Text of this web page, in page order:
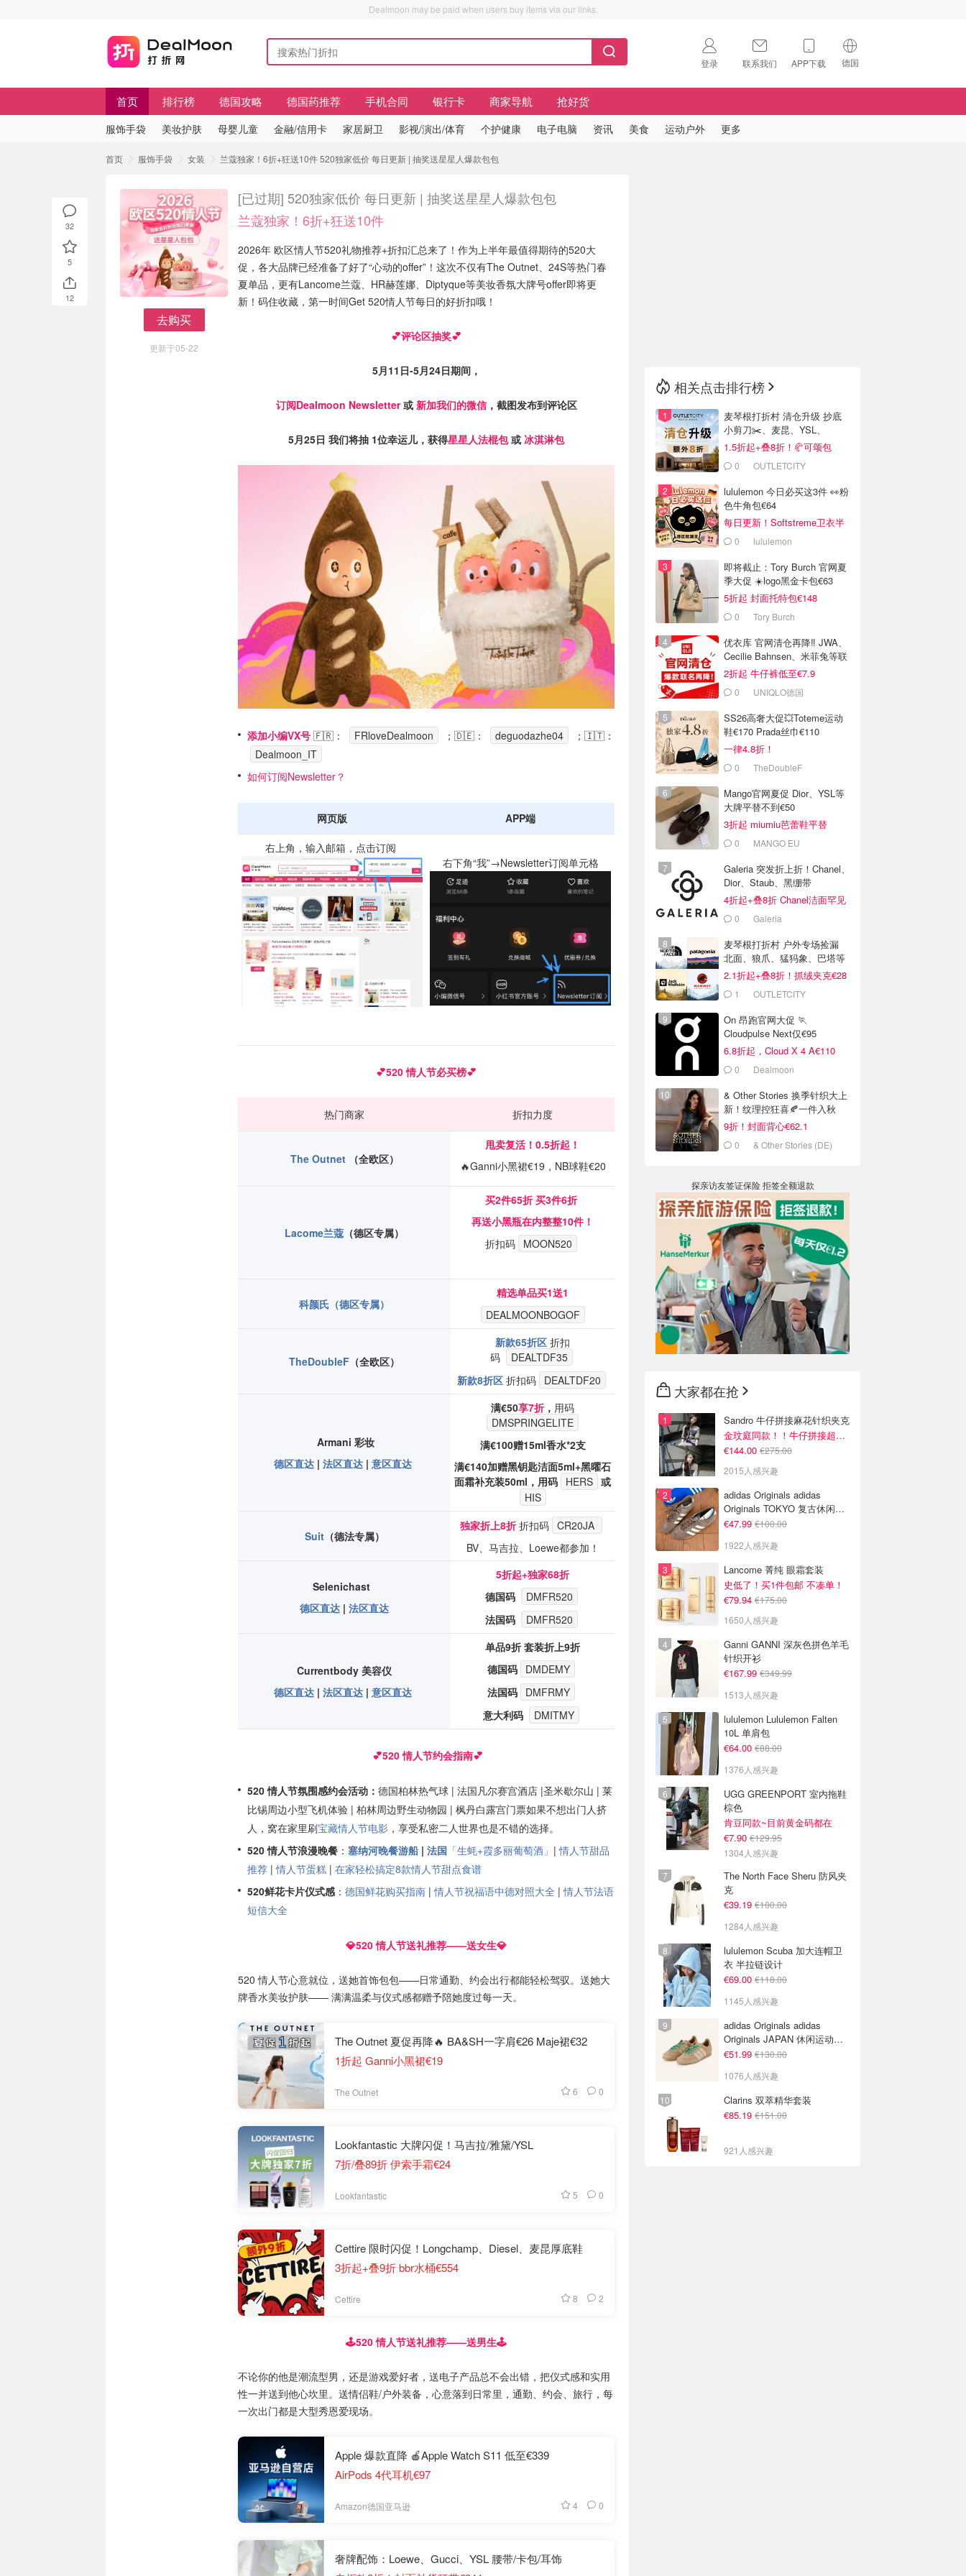
Dealmoon may be paid when users buy items via our links.
登录 联系我们 APP下载 德国
🇺🇸
首页 排行榜 德国攻略 德国药推荐 手机合同 银行卡 商家导航 抢好货
服饰手袋 美妆护肤 母婴儿童 金融/信用卡 家居厨卫 影视/演出/体育 个护健康 电子电脑 资讯 美食 运动户外 更多
首页 服饰手袋 女装 兰蔻独家！6折+狂送10件 520独家低价 每日更新 | 抽奖送星星人爆款包包
去购买
更新于05-22
[已过期] 520独家低价 每日更新 | 抽奖送星星人爆款包包
兰蔻独家！6折+狂送10件
2026年 欧区情人节520礼物推荐+折扣汇总来了！作为上半年最值得期待的520大
促，各大品牌已经准备了好了“心动的offer”！这次不仅有The Outnet、24S等热门春
夏单品，更有Lancome兰蔻、HR赫莲娜、Diptyque等美妆香氛大牌号offer即将更
新！码住收藏，第一时间Get 520情人节每日的好折扣哦！
💕评论区抽奖💕
5月11日-5月24日期间，
订阅Dealmoon Newsletter或 新加我们的微信，截图发布到评论区
5月25日 我们将抽 1位幸运儿，获得星星人法棍包或 冰淇淋包
添加小编VX号 🇫🇷： FRloveDealmoon ；🇩🇪： deguodazhe04
；🇮🇹：
Dealmoon_IT
如何订阅Newsletter？
网页版 APP端
右上角，输入邮箱，点击订阅
右下角“我”→Newsletter订阅单元格
💕520 情人节必买榜💕
热门商家 折扣力度
The Outnet （全欧区）
甩卖复活！ 0.5折起！
🔥Ganni小黑裙€19，NB球鞋€20
Lacome兰蔻 （德区专属）
买2件65折 买3件6折
再送小黑瓶在内整整10件！
折扣码 MOON520
科颜氏（德区专属）
精选单品买1送1
DEALMOONBOGOF
TheDoubleF （全欧区）
新款65折区 折扣
码
DEALTDF35
新款8折区折扣码 DEALTDF20
Armani 彩妆
德区直达 | 法区直达 | 意区直达
满€50享7折 ， 用码
DMSPRINGELITE
满€100赠15ml香水*2支
满€140加赠黑钥匙洁面5ml+黑曜石
面霜补充装50ml，用码 HERS 或
HIS
Suit（德法专属）
独家折上8折 折扣码 CR20JA
BV、马吉拉、Loewe都参加！
Selenichast
德区直达 | 法区直达
5折起+独家68折
德国码
DMFR520
法国码
DMFR520
Currentbody 美容仪
德区直达 | 法区直达 | 意区直达
单品9折 套装折上9折
德国码 DMDEMY
法国码 DMFRMY
意大利码
DMITMY
💕520 情人节约会指南💕
520 情人节氛围感约会活动： 德国柏林热气球 | 法国凡尔赛宫酒店 |圣米歇尔山 | 莱
比锡周边小型飞机体验 | 柏林周边野生动物园 | 枫丹白露宫门票如果不想出门人挤
人，窝在家里刷宝藏情人节电影 ，享受私密二人世界也是不错的选择。
520 情人节浪漫晚餐 ： 塞纳河晚餐游船 | 法国 「生蚝+霞多丽葡萄酒」 |情人节甜品
推荐 |情人节蛋糕 | 在家轻松搞定8款情人节甜点食谱
520鲜花卡片仪式感 ： 德国鲜花购买指南 |情人节祝福语中德对照大全 |情人节法语
短信大全
💎520 情人节送礼推荐——送女生💎
520 情人节心意就位，送她首饰包包——日常通勤、约会出行都能轻松驾驭。送她大
牌香水美妆护肤—— 满满温柔与仪式感都赠予陪她度过每一天。
The Outnet 夏促再降🔥 BA&SH一字肩€26 Maje裙€32
1折起 Ganni小黑裙€19
The Outnet 6 0
Lookfantastic 大牌闪促！马吉拉/雅黛/YSL
7折/叠89折 伊索手霜€24
Lookfantastic 5 0
Cettire 限时闪促！Longchamp、Diesel、麦昆厚底鞋
3折起+叠9折 bbr水桶€554
Cettire 8 2
🕹️520 情人节送礼推荐——送男生🕹️
不论你的他是潮流型男，还是游戏爱好者，送电子产品总不会出错，把仪式感和实用
性一并送到他心坎里。送情侣鞋/户外装备，心意落到日常里，通勤、约会、旅行，每
一次出门都是大型秀恩爱现场。
Apple 爆款直降 🍎Apple Watch S11 低至€339
AirPods 4代耳机€97
Amazon德国亚马逊 4 0
奢牌配饰：Loewe、Gucci、YSL 腰带/卡包/耳饰
32
5
12
相关点击排行榜
麦琴根打折村 清仓升级 抄底
小剪刀✂️、麦昆、YSL、
Barbour等
1.5折起+叠8折！🥐可颂包
€44.79
0
OUTLETCITY
lululemon 今日必买这3件 👀粉
色牛角包€64
每日更新！Softstreme卫衣半
价 0 lululemon
即将截止：Tory Burch 官网夏
季大促 ☀️logo黑金卡包€63
5折起 封面托特包€148
0 Tory Burch
优衣库 官网清仓再降‼️ JWA、
Cecilie Bahnsen、米菲兔等联
名
2折起 牛仔裤低至€7.9
0 UNIQLO德国
SS26高奢大促💥Toteme运动
鞋€170 Prada丝巾€110
一律4.8折！
0 TheDoubleF
Mango官网夏促 Dior、YSL等
大牌平替不到€50
3折起 miumiu芭蕾鞋平替
€35.99
0 MANGO EU
Galeria 突发折上折！Chanel、
Dior、Staub、黑绷带
4折起+叠8折 Chanel洁面罕见
€430 Galeria
麦琴根打折村 户外专场捡漏
北面、狼爪、猛犸象、巴塔等
2.1折起+叠8折！抓绒夹克€28
1
OUTLETCITY
On 昂跑官网大促 🏃
Cloudpulse Next仅€95
6.8折起，Cloud X 4 A€110
0 Dealmoon
& Other Stories 换季针织大上
新！纹理控狂喜🍂一件入秋
9折！封面背心€62.1
0 & Other Stories (DE)
探亲访友签证保险 拒签全额退款
大家都在抢
Sandro 牛仔拼接麻花针织夹克
金玟庭同款！！牛仔拼接超有层次感
€144.00 €275.00
2015人感兴趣
adidas Originals adidas
Originals TOKYO 复古休闲鞋
深棕色
€47.99 €100.00
1922人感兴趣
Lancome 菁纯 眼霜套装
史低了！买1件包邮 不凑单！
€79.94 €175.00
1650人感兴趣
Ganni GANNI 深灰色拼色羊毛
针织开衫
€167.99 €349.99
1513人感兴趣
lululemon Lululemon Falten
10L 单肩包
€64.00 €88.00
1376人感兴趣
UGG GREENPORT 室内拖鞋
棕色
肯豆同款~目前黄金码都在
€7.90 €129.95
1304人感兴趣
The North Face Sheru 防风夹
克
€39.19 €100.00
1284人感兴趣
lululemon Scuba 加大连帽卫
衣 半拉链设计
€69.00 €118.00
1145人感兴趣
adidas Originals adidas
Originals JAPAN 休闲运动鞋
米色
€51.99 €130.00
1076人感兴趣
Clarins 双萃精华套装
€85.19 €151.00
921人感兴趣